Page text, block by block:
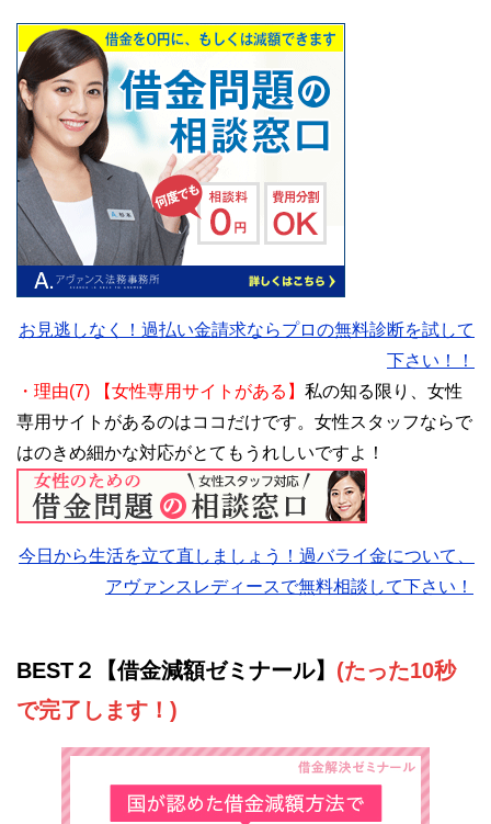
お見逃しなく！過払い金請求ならプロの無料診断を試して
下さい！！
・理由(7) 【女性専用サイトがある】 私の知る限り、女性
専用サイトがあるのはココだけです。女性スタッフならで
はのきめ細かな対応がとてもうれしいですよ！
今日から生活を立て直しましょう！過バライ金について、
アヴァンスレディースで無料相談して下さい！
BEST２【借金減額ゼミナール】 (たった10秒
で完了します！)